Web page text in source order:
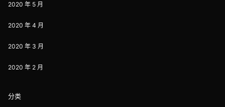
2020 年 5 月
2020 年 4 月
2020 年 3 月
2020 年 2 月
分类